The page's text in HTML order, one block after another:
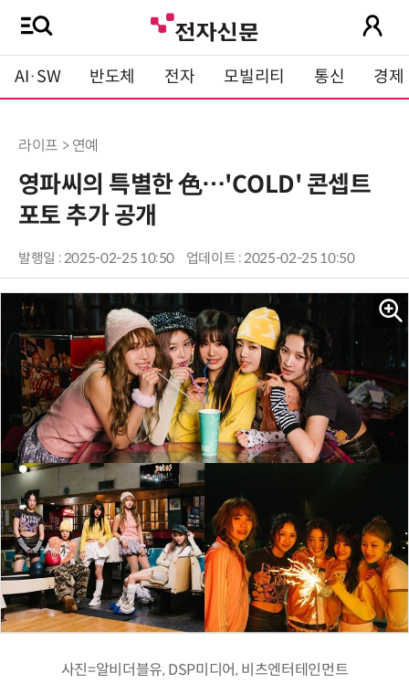
AI·SW 반도체 전자 모빌리티 통신 경제
라이프 > 연예
영파씨의 특별한 色…'COLD' 콘셉트
포토 추가 공개
발행일 : 2025-02-25 10:50 업데이트 : 2025-02-25 10:50
사진=알비더블유, DSP미디어, 비츠엔터테인먼트